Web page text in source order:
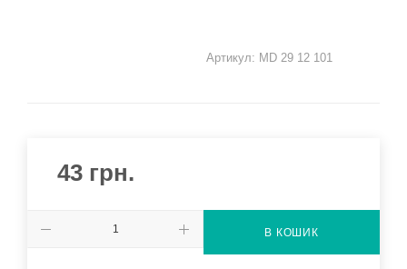
Артикул: MD 29 12 101
43 грн.
В КОШИК